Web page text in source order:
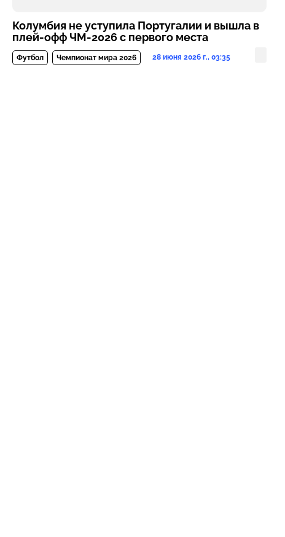
Колумбия не уступила Португалии и вышла в
плей-офф ЧМ-2026 с первого места
Футбол Чемпионат мира 2026 28 июня 2026 г., 03:35